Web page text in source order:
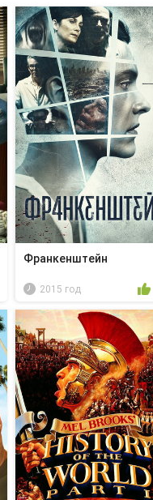
Франкенштейн
2015 год